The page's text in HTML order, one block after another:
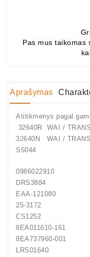
Pas mus taikomas
Aprašymas
Atitikmenys pagal
32640R WAI /
32640N WAI /
S5044
0986022910
DRS3884
EAA-121080
25-3172
CS1252
8EA011610-161
8EA737960-001
LRS01640